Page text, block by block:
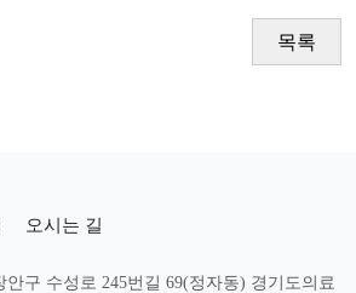
목록
오시는 길
구 수성로 245번길 69(정자동) 경기도의료